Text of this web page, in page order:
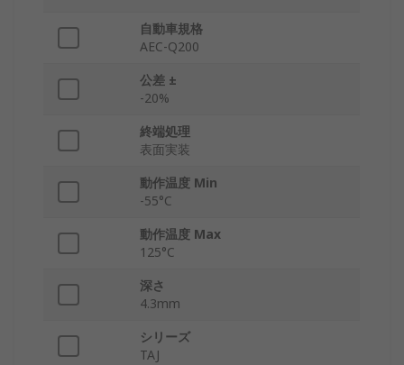
自動車規格
AEC-Q200
公差 ±
-20%
終端処理
表面実装
動作温度 Min
-55°C
動作温度 Max
125°C
深さ
4.3mm
シリーズ
TAJ